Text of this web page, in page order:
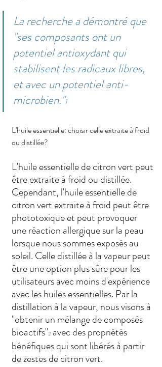
La recherche a démontré que
"ses composants ont un
potentiel antioxydant qui
stabilisent les radicaux libres,
et avec un potentiel anti-
microbien."1
L'huile essentielle: choisir celle extraite à froid
ou distillée?
L'huile essentielle de citron vert peut
être extraite à froid ou distillée.
Cependant, l'huile essentielle de
citron vert extraite à froid peut être
phototoxique et peut provoquer
une réaction allergique sur la peau
lorsque nous sommes exposés au
soleil. Celle distillée à la vapeur peut
être une option plus sûre pour les
utilisateurs avec moins d'expérience
avec les huiles essentielles. Par la
distillation à la vapeur, nous visons à
"obtenir un mélange de composés
bioactifs"2 avec des propriétés
bénéfiques qui sont libérés à partir
de zestes de citron vert.